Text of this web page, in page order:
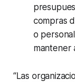
compras
o
mantener
“Las